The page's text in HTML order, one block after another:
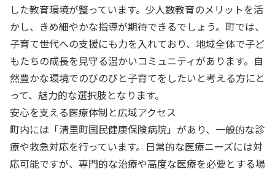
した教育環境が整っています。少人数教育のメリットを活
かし、きめ細やかな指導が期待できるでしょう。町では、
子育て世代への支援にも力を入れており、地域全体で子ど
もたちの成長を見守る温かいコミュニティがあります。自
然豊かな環境でのびのびと子育てをしたいと考える方にと
って、魅力的な選択肢となります。
安心を支える医療体制と広域アクセス
町内には「清里町国民健康保険病院」があり、一般的な診
療や救急対応を行っています。日常的な医療ニーズには対
応可能ですが、専門的な治療や高度な医療を必要とする場